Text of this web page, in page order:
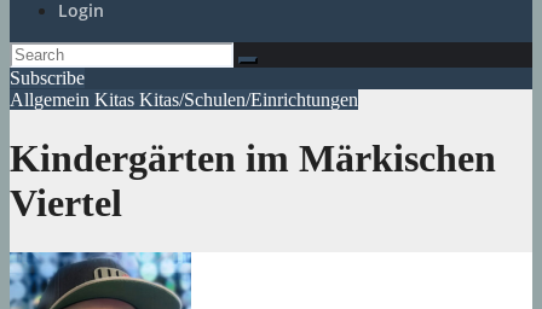
Login
Subscribe
Allgemein Kitas Kitas/Schulen/Einrichtungen
Kindergärten im Märkischen
Viertel